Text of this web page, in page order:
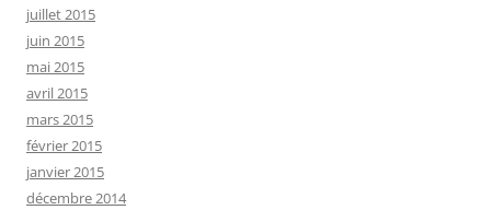
juillet 2015
juin 2015
mai 2015
avril 2015
mars 2015
février 2015
janvier 2015
décembre 2014